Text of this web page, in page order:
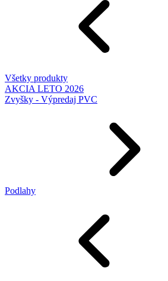
Všetky produkty
AKCIA LETO 2026
Zvyšky - Výpredaj PVC
Podlahy